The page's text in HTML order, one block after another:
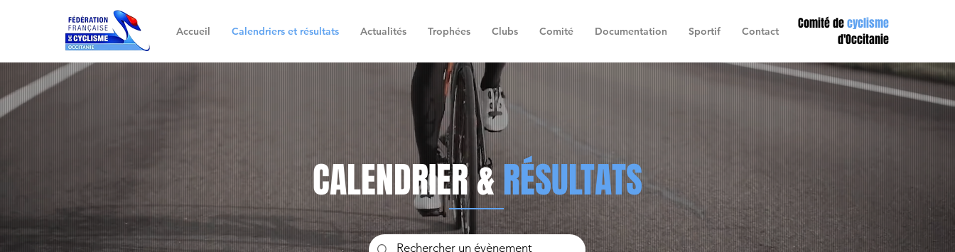
Accueil Calendriers et résultats Actualités Trophées Clubs Comité Documentation Sportif Contact Comité decyclisme
d'Occitanie
CALENDRIER &RÉSULTATS